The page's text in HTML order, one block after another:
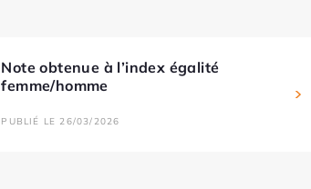
Note obtenue à l’index égalité
femme/homme
PUBLIÉ LE 26/03/2026